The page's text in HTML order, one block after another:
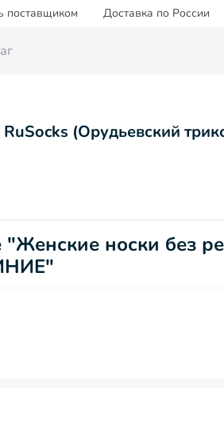
поставщиком Доставка по России
(Орудьевский
носки без